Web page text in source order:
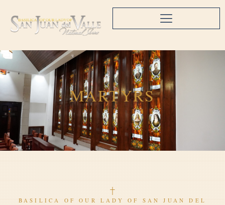
MARTYRS
BASILICA OF OUR LADY OF SAN JUAN DEL